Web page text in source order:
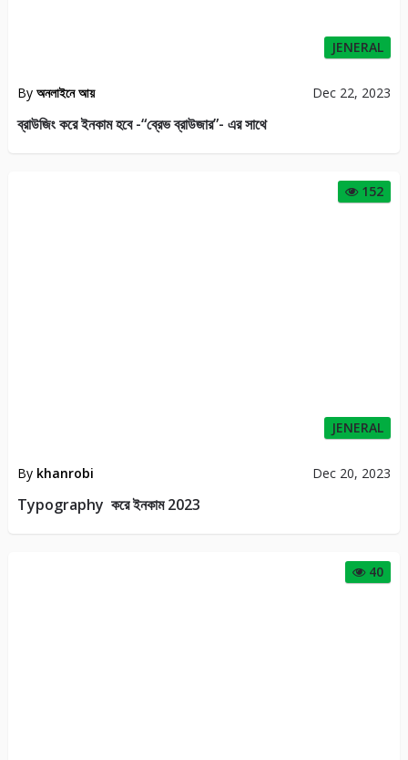
JENERAL
By অনলাইনে আয় Dec 22, 2023
ব্রাউজিং করে ইনকাম হবে -“ব্রেভ ব্রাউজার”- এর সাথে
152
JENERAL
By khanrobi Dec 20, 2023
Typography করে ইনকাম 2023
40